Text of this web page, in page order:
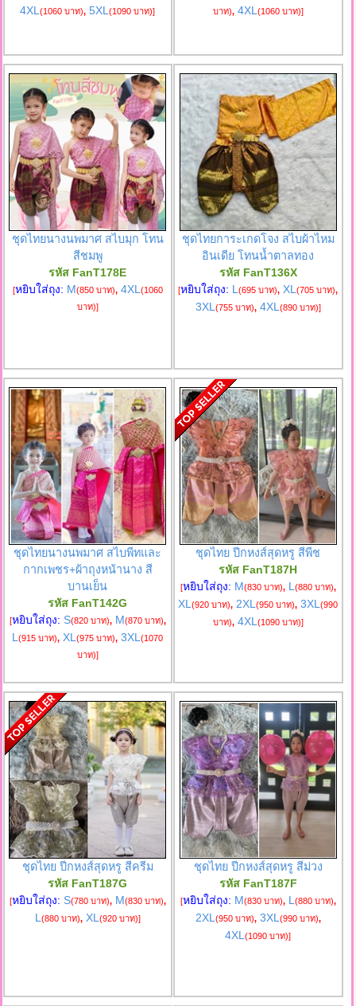
4XL(1060 บาท), 5XL(1090 บาท)]
บาท), 4XL (1060 บาท)]
ชุดไทยนางนพมาศ สไบมุก โทน
สีชมพู
รหัส FanT178E
[หยิบใส่ถุง: M(850 บาท), 4XL (1060
บาท)]
ชุดไทยการะเกดโจง สไบผ้าไหม
อินเดีย โทนน้ำตาลทอง
รหัส FanT136X
[หยิบใส่ถุง: L(695 บาท), XL(705 บาท),
3XL (755 บาท), 4XL (890 บาท)]
ชุดไทยนางนพมาศ สไบพีทและ
กากเพชร+ผ้าถุงหน้านาง สี
บานเย็น
รหัส FanT142G
[หยิบใส่ถุง: S(820 บาท), M(870 บาท),
L(915 บาท), XL(975 บาท), 3XL(1070
บาท)]
ชุดไทย ปีกหงส์สุดหรู สีพีช
รหัส FanT187H
[หยิบใส่ถุง: M(830 บาท), L (880 บาท),
XL(920 บาท), 2XL(950 บาท), 3XL(990
บาท), 4XL (1090 บาท)]
ชุดไทย ปีกหงส์สุดหรู สีครีม
รหัส FanT187G
[หยิบใส่ถุง: S(780 บาท), M(830 บาท),
L (880 บาท), XL (920 บาท)]
ชุดไทย ปีกหงส์สุดหรู สีม่วง
รหัส FanT187F
[หยิบใส่ถุง: M(830 บาท), L (880 บาท),
2XL (950 บาท), 3XL (990 บาท),
4XL(1090 บาท)]